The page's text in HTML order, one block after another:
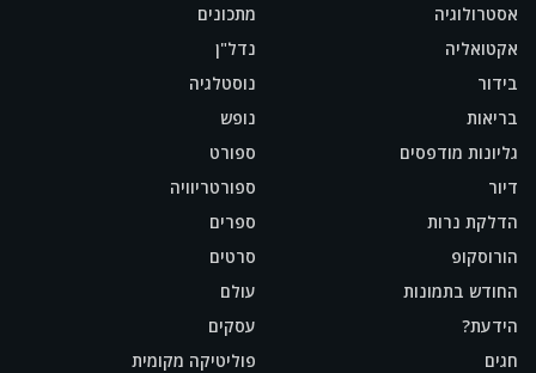
אסטרולוגיה
אקטואליה
בידור
בריאות
גליונות מודפסים
דיור
הדלקת נרות
הורוסקופ
החודש בתמונות
הידעת?
חגים
מתכונים
נדל"ן
נוסטלגיה
נופש
ספורט
ספורטריוויה
ספרים
סרטים
עולם
עסקים
פוליטיקה מקומית